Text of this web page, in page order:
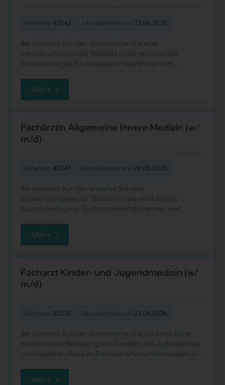
42242 23.06.2026
Bei unserem Kunden übernehmen Sie eine
verantwortungsvolle Tätigkeit in der ambulanten
Rheumatologie. Sie betreuen Patientinnen und
Mehr
Fach­ärz­tin All­ge­mei­ne In­ne­re Me­di­zin (w/
m/d)
42241 29.06.2026
Bei unserem Kunden erwartet Sie eine
abwechslungsreiche Tätigkeit in der ambulanten
Grundversorgung. Sie betreuen Patientinnen und
Mehr
Facharzt Kinder- und Jugendmedizin (w/
m/d)
42239 23.06.2026
Bei unserem Kunden übernehmen Sie die ambulante
medizinische Betreuung von Kindern und Jugendlichen
und begleiten diese im Rahmen eines umfassenden und
Mehr